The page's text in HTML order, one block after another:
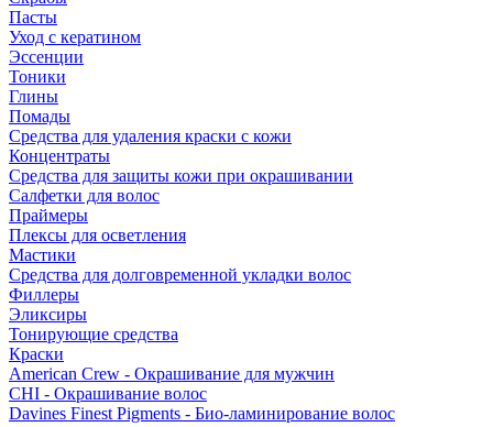
Пасты
Уход с кератином
Эссенции
Тоники
Глины
Помады
Средства для удаления краски с кожи
Концентраты
Средства для защиты кожи при окрашивании
Салфетки для волос
Праймеры
Плексы для осветления
Мастики
Средства для долговременной укладки волос
Филлеры
Эликсиры
Тонирующие средства
Краски
American Crew - Окрашивание для мужчин
CHI - Окрашивание волос
Davines Finest Pigments - Био-ламинирование волос